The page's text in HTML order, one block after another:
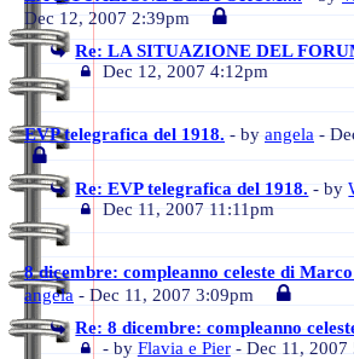
Dec 12, 2007 2:39pm
Re: LA SITUAZIONE DEL
Dec 12, 2007 4:12pm
EVP telegrafica del 1918. - by angela -
Re: EVP telegrafica del 1918. - by
Dec 11, 2007 11:11pm
8 dicembre: compleanno celeste di
angela - Dec 11, 2007 3:09pm
Re: 8 dicembre: compleanno
- by Flavia e Pier- Dec 11, 2007